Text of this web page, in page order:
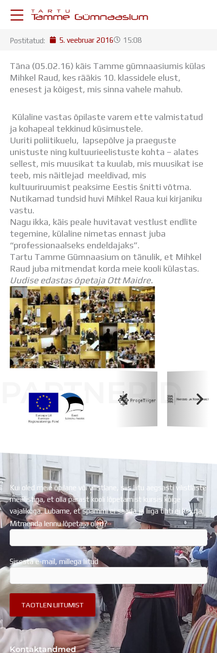
KESKKONNAD
Postkast
Drive
Tamme TV
Kooliraadio
Koorilaul
ÕPPETÖÖ
Tunniplaan
Aastaplaan
Õppekava
Ainepassid
Huviringid
Distantsõpe
Kodukord
Projektid
ÜLDINFO
Sisseastumine
Meie kool
Dokumendid
Uudised
Lapsevanemale
Vilistlastele
Toitlustamine
Virtuaaltuur
Õpilasesindus
Postitatud: 5. veebruar 2016 15:08
Täna (05.02.16) käis Tamme gümnaasiumis külas
Mihkel Raud, kes rääkis 10. klassidele elust,
enesest ja kõigest, mis sinna vahele mahub.
Külaline vastas õpilaste varem ette valmistatud
ja kohapeal tekkinud küsimustele.
Uuriti poliitikuelu, lapsepõlve ja praeguste
unistuste ning kultuurieelistuste kohta – alates
sellest, mis muusikat ta kuulab, mis muusikat ise
teeb, mis näitlejad meeldivad, mis
kultuuriruumist peaksime Eestis šnitti võtma.
Nutikamad tundsid huvi Mihkel Raua kui kirjaniku
vastu.
Nagu ikka, käis peale huvitavat vestlust endlite
tegemine, külaline nimetas ennast juba
“professionaalseks endeldajaks”.
Tartu Tamme Gümnaasium on tänulik, et Mihkel
Raud juba mitmendat korda meie kooli külastas.
Uudise edastas õpetaja Ott Maidre.
PARTNERID
Kui oled meie õpilane või vilistlane, siis liitu aegsasti vilistlaste
meililistiga, et olla pärast kooli lõpetamist kursis kõige
vajalikuga. Lubame, et spämmi ei saada ja liiga tihti ei kirjuta.
Mitmenda lennu lõpetaja oled?
Sisesta e-mail, millega liitud
Kontaktandmed